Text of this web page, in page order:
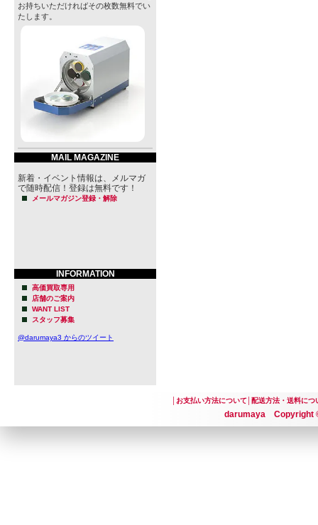
お持ちいただければその枚数無料でい
たします。
MAIL MAGAZINE
新着・イベント情報は、メルマガ
で随時配信！登録は無料です！
メールマガジン登録・解除
INFORMATION
高価買取専用
店舗のご案内
WANT LIST
スタッフ募集
@darumaya3 からのツイート
お支払い方法について│ 配送方法・送料につ
darumaya Copyright